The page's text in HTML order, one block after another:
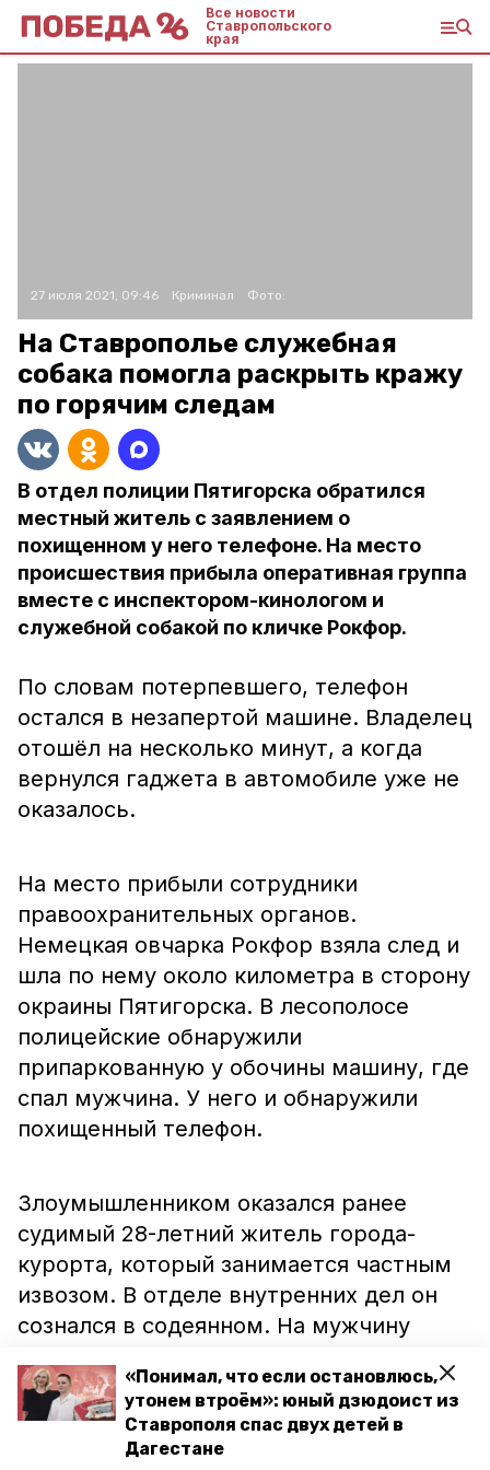
«Понимал, что если остановлюсь,
утонем втроём»: юный дзюдоист из
Ставрополя спас двух детей в
Дагестане
Все новости
Ставропольского
края
27 июля 2021, 09:46 Криминал Фото:
На Ставрополье служебная
собака помогла раскрыть кражу
по горячим следам
В отдел полиции Пятигорска обратился
местный житель с заявлением о
похищенном у него телефоне. На место
происшествия прибыла оперативная группа
вместе с инспектором-кинологом и
служебной собакой по кличке Рокфор.
По словам потерпевшего, телефон
остался в незапертой машине. Владелец
отошёл на несколько минут, а когда
вернулся гаджета в автомобиле уже не
оказалось.
На место прибыли сотрудники
правоохранительных органов.
Немецкая овчарка Рокфор взяла след и
шла по нему около километра в сторону
окраины Пятигорска. В лесополосе
полицейские обнаружили
припаркованную у обочины машину, где
спал мужчина. У него и обнаружили
похищенный телефон.
Злоумышленником оказался ранее
судимый 28-летний житель города-
курорта, который занимается частным
извозом. В отделе внутренних дел он
сознался в содеянном. На мужчину
Телефон изъяли и вернули законному
владельцу, сообщили в ГУ МВД России